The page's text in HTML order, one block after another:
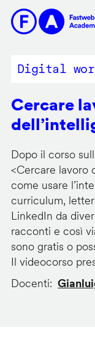
contenuto
Digital
Cercare
Dopo il corso
<Cercare lavoro
come usare
curriculum,
LinkedIn da
racconti e così
sono gratis o
Il videocorso
Docenti